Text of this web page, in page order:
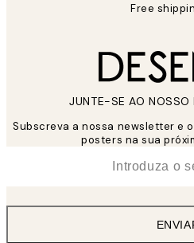
Free
JUNTE-SE AO NOSSO
Subscreva a nossa newsletter e
posters na sua